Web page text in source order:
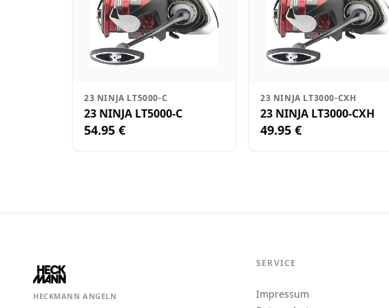
23 NINJA LT5000-C
23 NINJA LT5000-C
54.95 €
23 NINJA LT3000-CXH
23 NINJA LT3000-CXH
49.95 €
HECKMANN ANGELN
SERVICE
Impressum